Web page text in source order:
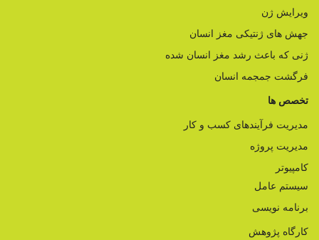
ویرایش ژن
جهش های ژنتیکی مغز انسان
ژنی که باعث رشد مغز انسان شده
فرگشت جمجمه انسان
تخصص ها
مدیریت فرآیندهای کسب و کار
مدیریت پروژه
کامپیوتر
سیستم عامل
برنامه نویسی
کارگاه پژوهش